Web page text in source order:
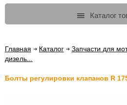
Каталог
Главная Каталог Запчасти для
дизель...
Болты регулировки клапанов R